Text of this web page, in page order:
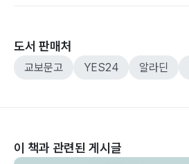
도서 판매처
교보문고 YES24 알라딘
이 책과 관련된 게시글